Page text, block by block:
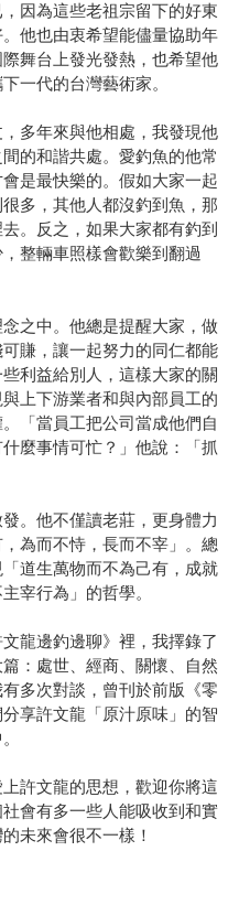
因為這些老祖宗留下的好東
他也由衷希望能儘量協助年
舞台上發光發熱，也希望他
一代的台灣藝術家。
多年來與他相處，我發現他
的和諧共處。愛釣魚的他常
是最快樂的。假如大家一起
多，其他人都沒釣到魚，那
。反之，如果大家都有釣到
整輛車照樣會歡樂到翻過
之中。他總是提醒大家，做
賺，讓一起努力的同仁都能
利益給別人，這樣大家的關
上下游業者和與內部員工的
「當員工把公司當成他們自
麼事情可忙？」他說：「抓
。他不僅讀老莊，更身體力
為而不恃，長而不宰」。總
道生萬物而不為己有，成就
宰行為」的哲學。
龍邊釣邊聊》裡，我擇錄了
：處世、經商、關懷、自然
多次對談，曾刊於前版《零
享許文龍「原汁原味」的智
許文龍的思想，歡迎你將這
會有多一些人能吸收到和實
未來會很不一樣！